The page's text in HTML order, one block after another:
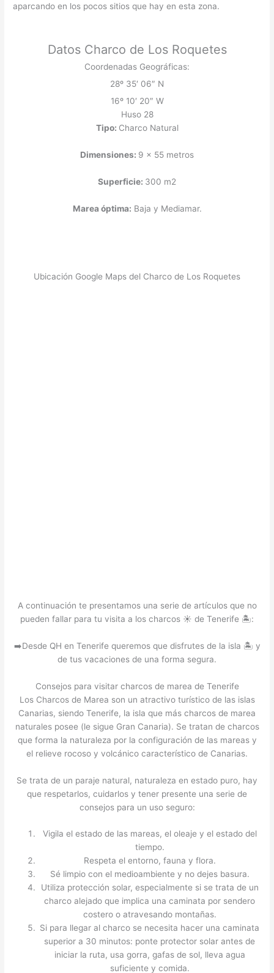
aparcando en los pocos sitios que hay en esta zona.
Datos Charco de Los Roquetes
Coordenadas Geográficas:
28º 35′ 06″ N
16º 10′ 20″ W
Huso 28
Tipo: Charco Natural
Dimensiones: 9 x 55 metros
Superficie: 300 m2
Marea óptima: Baja y Mediamar.
Ubicación Google Maps del Charco de Los Roquetes
A continuación te presentamos una serie de artículos que no
pueden fallar para tu visita a los charcos ☀️ de Tenerife 🏝️:
➡️Desde QH en Tenerife queremos que disfrutes de la isla 🏝️ y
de tus vacaciones de una forma segura.
Consejos para visitar charcos de marea de Tenerife
Los Charcos de Marea son un atractivo turístico de las islas
Canarias, siendo Tenerife, la isla que más charcos de marea
naturales posee (le sigue Gran Canaria). Se tratan de charcos
que forma la naturaleza por la configuración de las mareas y
el relieve rocoso y volcánico característico de Canarias.
Se trata de un paraje natural, naturaleza en estado puro, hay
que respetarlos, cuidarlos y tener presente una serie de
consejos para un uso seguro:
Vigila el estado de las mareas, el oleaje y el estado del
tiempo.
Respeta el entorno, fauna y flora.
Sé limpio con el medioambiente y no dejes basura.
Utiliza protección solar, especialmente si se trata de un
charco alejado que implica una caminata por sendero
costero o atravesando montañas.
Si para llegar al charco se necesita hacer una caminata
superior a 30 minutos: ponte protector solar antes de
iniciar la ruta, usa gorra, gafas de sol, lleva agua
suficiente y comida.